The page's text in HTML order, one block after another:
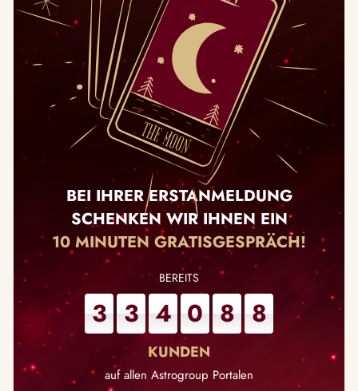
BEI IHRER ERSTANMELDUNG
SCHENKEN WIR IHNEN EIN
10 MINUTEN GRATISGESPRÄCH!
3 3 4 0 8 8
auf allen Astrogroup Portalen